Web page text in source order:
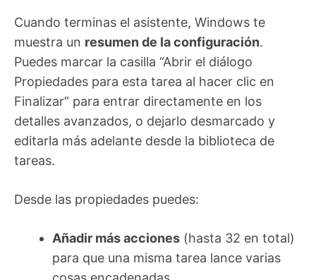
Cuando terminas el asistente, Windows te
muestra un resumen de la configuración.
Puedes marcar la casilla “Abrir el diálogo
Propiedades para esta tarea al hacer clic en
Finalizar” para entrar directamente en los
detalles avanzados, o dejarlo desmarcado y
editarla más adelante desde la biblioteca de
tareas.
Desde las propiedades puedes:
Añadir más acciones (hasta 32 en total)
para que una misma tarea lance varias